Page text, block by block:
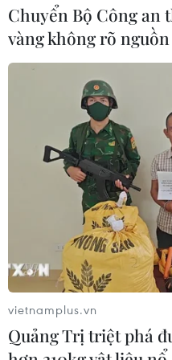
Báo động xu hướng gia
trẻ mắc ung thư
Mỹ ghi nhận ca tử vong
trong mùa dịch
04/08/2026 07:11
Phát hiện mới về quá
của con người
02/08/2026 13:31
Chuyển Bộ Công an
vàng không rõ
vietnamplus.vn
Quảng Trị triệt phá